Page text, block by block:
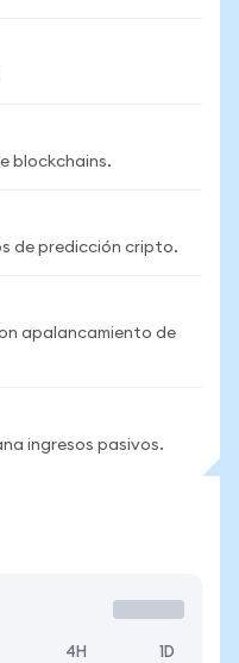
blockchains.
de predicción cripto.
apalancamiento de
ingresos pasivos.
4H 1D